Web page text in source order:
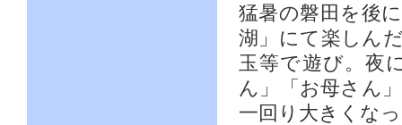
猛暑の磐田を後
湖」にて楽しん
玉等で遊び。夜
ん」「お母さん
一回り大きくな